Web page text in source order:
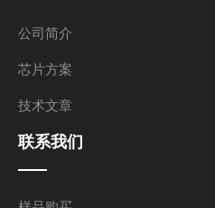
公司简介
芯片方案
技术文章
联系我们